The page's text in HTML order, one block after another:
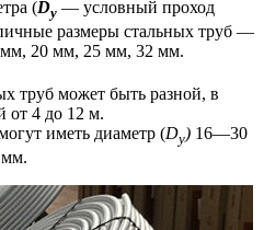
(Dy — условный проход
размеры стальных труб —
20 мм, 25 мм, 32 мм.
труб может быть разной, в
от 4 до 12 м.
иметь диаметр (Dy) 16—30